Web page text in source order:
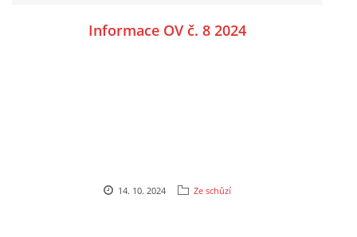
Informace OV č. 8 2024
14. 10. 2024 Ze schůzí